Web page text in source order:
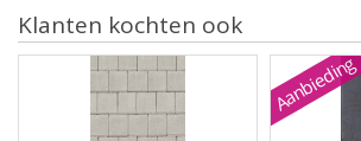
Klanten kochten ook
Aanbieding